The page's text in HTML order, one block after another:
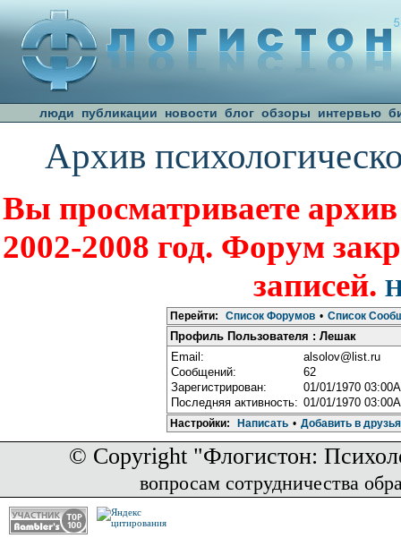
люди публикации новости блог обзоры интервью
Архив
Вы просматриваете
2002-2008 год. Форум
записей.
Перейти: Список Форумов • Список
Профиль Пользователя : Лешак
Email:
alsolov@list.ru
Сообщений:
62
Зарегистрирован:
01/01/1970
Последняя активность: 01/01/1970
Настройки: Написать • Добавить в друзья
© Copyright "Флогистон:
вопросам сотрудничества